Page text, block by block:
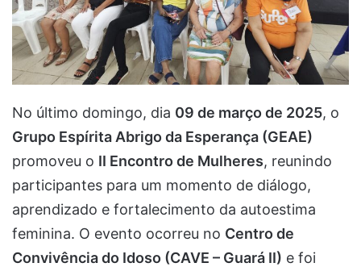
No último domingo, dia 09 de março de 2025, o
Grupo Espírita Abrigo da Esperança (GEAE)
promoveu o II Encontro de Mulheres, reunindo
participantes para um momento de diálogo,
aprendizado e fortalecimento da autoestima
feminina. O evento ocorreu no Centro de
Convivência do Idoso (CAVE – Guará II) e foi